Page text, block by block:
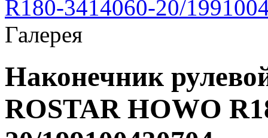
Галерея
Наконечник
ROSTAR HOWO